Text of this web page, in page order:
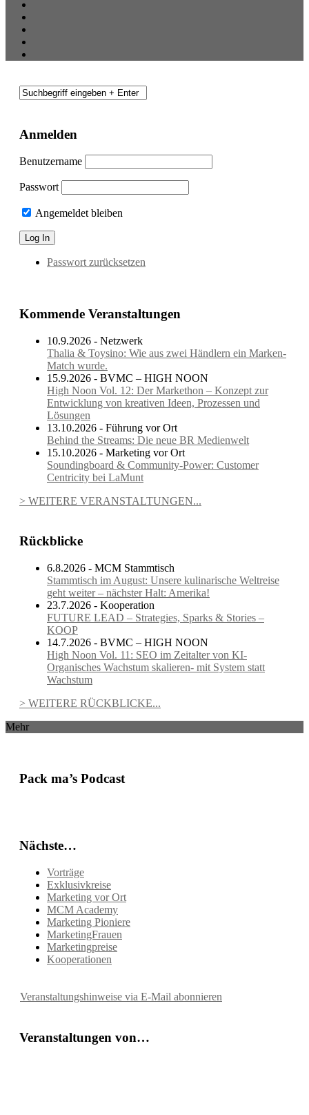
Anmelden
Benutzername
Passwort
Angemeldet bleiben
Passwort zurücksetzen
Kommende Veranstaltungen
10.9.2026 - Netzwerk
Thalia & Toysino: Wie aus zwei Händlern ein Marken-
Match wurde.
15.9.2026 - BVMC – HIGH NOON
High Noon Vol. 12: Der Markethon – Konzept zur
Entwicklung von kreativen Ideen, Prozessen und
Lösungen
13.10.2026 - Führung vor Ort
Behind the Streams: Die neue BR Medienwelt
15.10.2026 - Marketing vor Ort
Soundingboard & Community-Power: Customer
Centricity bei LaMunt
> WEITERE VERANSTALTUNGEN...
Rückblicke
6.8.2026 - MCM Stammtisch
Stammtisch im August: Unsere kulinarische Weltreise
geht weiter – nächster Halt: Amerika!
23.7.2026 - Kooperation
FUTURE LEAD – Strategies, Sparks & Stories –
KOOP
14.7.2026 - BVMC – HIGH NOON
High Noon Vol. 11: SEO im Zeitalter von KI-
Organisches Wachstum skalieren- mit System statt
Wachstum
> WEITERE RÜCKBLICKE...
Mehr
Pack ma’s Podcast
Nächste…
Vorträge
Exklusivkreise
Marketing vor Ort
MCM Academy
Marketing Pioniere
MarketingFrauen
Marketingpreise
Kooperationen
Veranstaltungshinweise via E-Mail abonnieren
Veranstaltungen von…